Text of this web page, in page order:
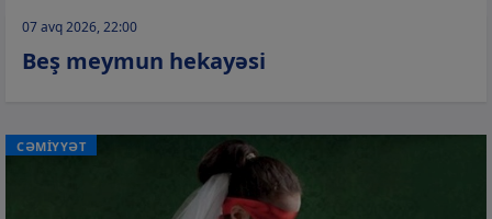
07 avq 2026, 22:00
Beş meymun hekayəsi
CƏMİYYƏT